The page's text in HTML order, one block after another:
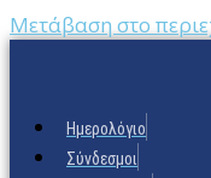
Μετάβαση στο
Ημερολόγιο
Σύνδεσμοι